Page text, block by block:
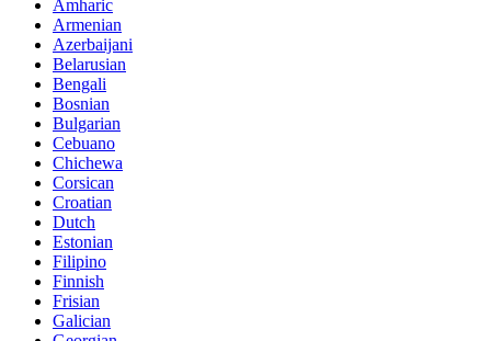
Amharic
Armenian
Azerbaijani
Belarusian
Bengali
Bosnian
Bulgarian
Cebuano
Chichewa
Corsican
Croatian
Dutch
Estonian
Filipino
Finnish
Frisian
Galician